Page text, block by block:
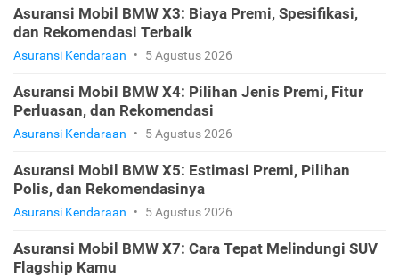
Asuransi Mobil BMW X3: Biaya Premi, Spesifikasi,
dan Rekomendasi Terbaik
Asuransi Kendaraan • 5 Agustus 2026
Asuransi Mobil BMW X4: Pilihan Jenis Premi, Fitur
Perluasan, dan Rekomendasi
Asuransi Kendaraan • 5 Agustus 2026
Asuransi Mobil BMW X5: Estimasi Premi, Pilihan
Polis, dan Rekomendasinya
Asuransi Kendaraan • 5 Agustus 2026
Asuransi Mobil BMW X7: Cara Tepat Melindungi SUV
Flagship Kamu